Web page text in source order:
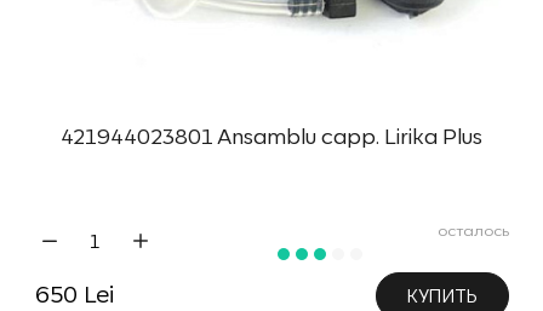
421944023801 Ansamblu capp. Lirika Plus
осталось
650 Lei КУПИТЬ